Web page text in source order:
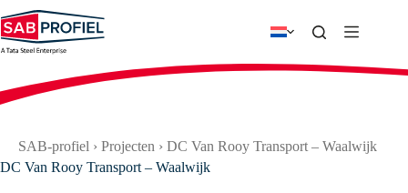
naar
de
inhoud
SAB-profiel › Projecten › DC Van Rooy Transport – Waalwijk
DC Van Rooy Transport – Waalwijk